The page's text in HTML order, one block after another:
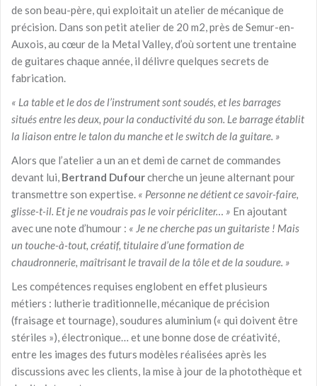
de son beau-père, qui exploitait un atelier de mécanique de
précision. Dans son petit atelier de 20 m2, près de Semur-en-
Auxois, au cœur de la Metal Valley, d’où sortent une trentaine
de guitares chaque année, il délivre quelques secrets de
fabrication.
« La table et le dos de l’instrument sont soudés, et les barrages
situés entre les deux, pour la conductivité du son. Le barrage établit
la liaison entre le talon du manche et le switch de la guitare. »
Alors que l’atelier a un an et demi de carnet de commandes
devant lui, Bertrand Dufourcherche un jeune alternant pour
transmettre son expertise. « Personne ne détient ce savoir-faire,
glisse-t-il. Et je ne voudrais pas le voir péricliter… » En ajoutant
avec une note d’humour : « Je ne cherche pas un guitariste ! Mais
un touche-à-tout, créatif, titulaire d’une formation de
chaudronnerie, maîtrisant le travail de la tôle et de la soudure. »
Les compétences requises englobent en effet plusieurs
métiers : lutherie traditionnelle, mécanique de précision
(fraisage et tournage), soudures aluminium (« qui doivent être
stériles »), électronique… et une bonne dose de créativité,
entre les images des futurs modèles réalisées après les
discussions avec les clients, la mise à jour de la photothèque et